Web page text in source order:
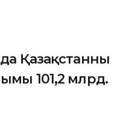
Қазақстанның
101,2 млрд.